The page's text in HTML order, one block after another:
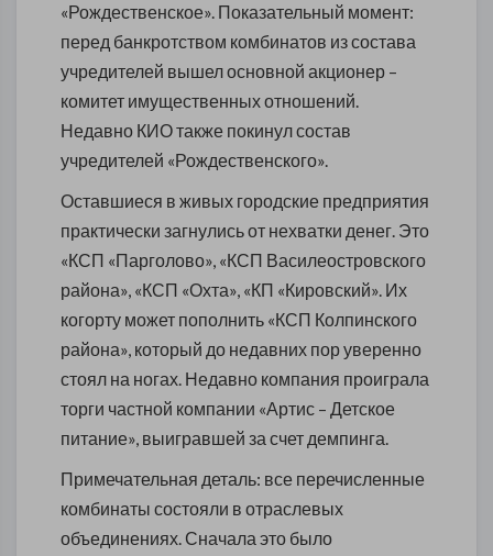
«Рождественское». Показательный момент:
перед банкротством комбинатов из состава
учредителей вышел основной акционер –
комитет имущественных отношений.
Недавно КИО также покинул состав
учредителей «Рождественского».
Оставшиеся в живых городские предприятия
практически загнулись от нехватки денег. Это
«КСП «Парголово», «КСП Василеостровского
района», «КСП «Охта», «КП «Кировский». Их
когорту может пополнить «КСП Колпинского
района», который до недавних пор уверенно
стоял на ногах. Недавно компания проиграла
торги частной компании «Артис – Детское
питание», выигравшей за счет демпинга.
Примечательная деталь: все перечисленные
комбинаты состояли в отраслевых
объединениях. Сначала это было